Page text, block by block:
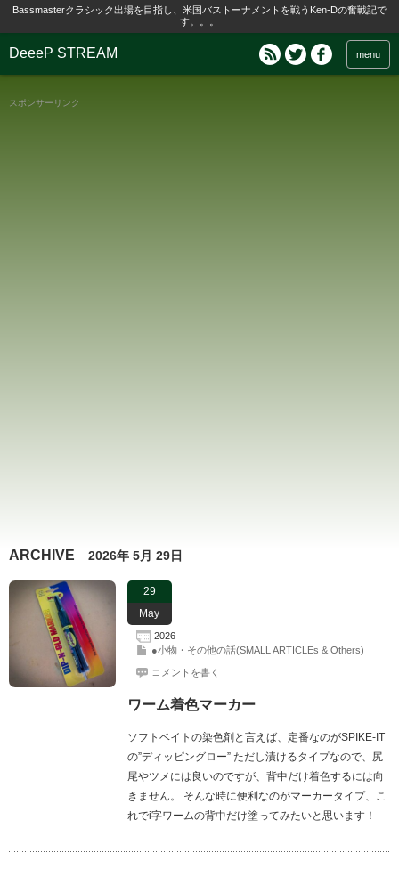
Bassmasterクラシック出場を目指し、米国バストーナメントを戦うKen-Dの奮戦記で
す。。。
DeeeP STREAM menu
スポンサーリンク
ARCHIVE 2026年 5月 29日
29
May
2026
●小物・その他の話(SMALL ARTICLEs & Others)
コメントを書く
ワーム着色マーカー
ソフトベイトの染色剤と言えば、定番なのがSPIKE-IT
の”ディッピングロー” ただし漬けるタイプなので、尻
尾やツメには良いのですが、背中だけ着色するには向
きません。 そんな時に便利なのがマーカータイプ、こ
れでi字ワームの背中だけ塗ってみたいと思います！